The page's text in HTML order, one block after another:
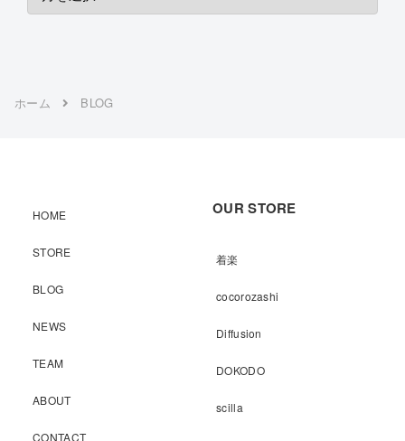
ホーム BLOG
HOME
STORE
BLOG
NEWS
TEAM
ABOUT
CONTACT
OUR STORE
着楽
cocorozashi
Diffusion
DOKODO
scilla